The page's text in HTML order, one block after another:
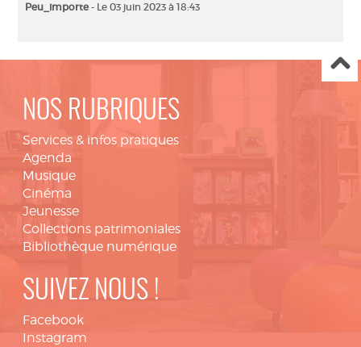
Peu_importe - Le 03 juin 2023 à 18:43
NOS RUBRIQUES
Services & infos pratiques
Agenda
Musique
Cinéma
Jeunesse
Collections patrimoniales
Bibliothèque numérique
SUIVEZ NOUS !
Facebook
Instagram